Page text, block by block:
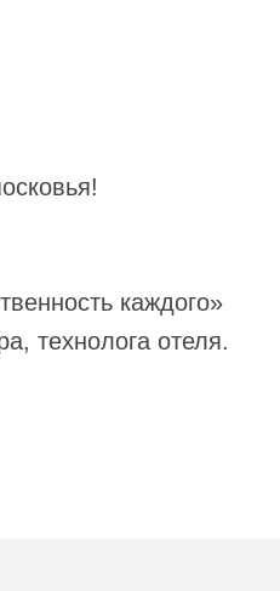
каждого»
технолога отеля.